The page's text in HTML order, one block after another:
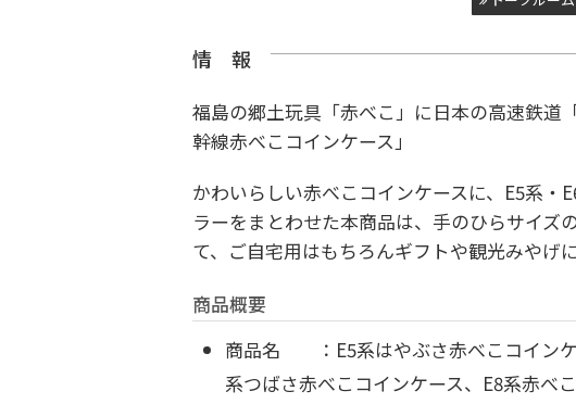
情 報
福島の郷土玩具「赤べこ」に日本の高速鉄道
幹線赤べこコインケース」
かわいらしい赤べこコインケースに、E5系・
ラーをまとわせた本商品は、手のひらサイズ
て、ご自宅用はもちろんギフトや観光みやげに
商品概要
商品名 ：E5系はやぶさ赤べこコインケ
系つばさ赤べこコインケース、E8系赤べ